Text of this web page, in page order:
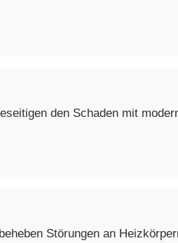
den Schaden mit
Störungen an